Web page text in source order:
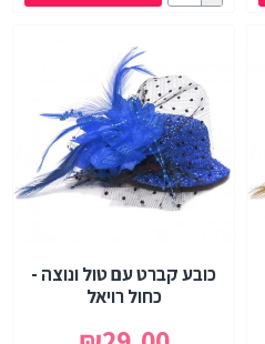
כובע קברט עם טול ונוצה -
כחול רויאל